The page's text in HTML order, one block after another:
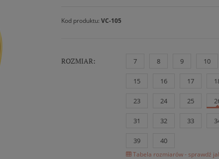
Kod produktu: VC-105
ROZMIAR: 7 8 9 10
15 16 17
23 24 25
31 32 33
39 40
Tabela rozmiarów - sprawdź